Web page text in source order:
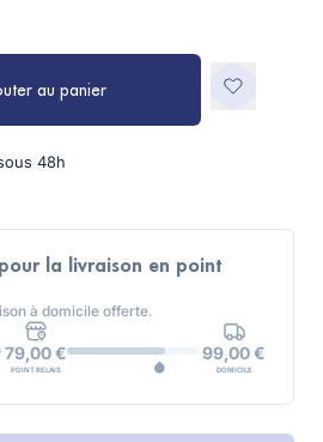
au panier
48h
la livraison en point
à domicile offerte.
79,00 €
POINT RELAIS
99,00 €
DOMICILE